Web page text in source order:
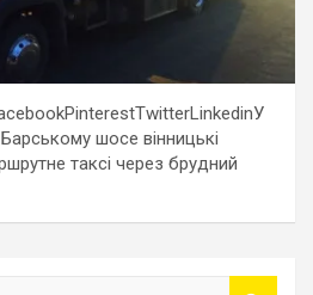
шосе вінницькі
таксі через брудний